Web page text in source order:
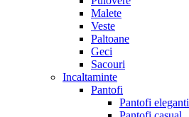
Malete
Veste
Paltoane
Geci
Sacouri
Incaltaminte
Pantofi
Pantofi eleganti